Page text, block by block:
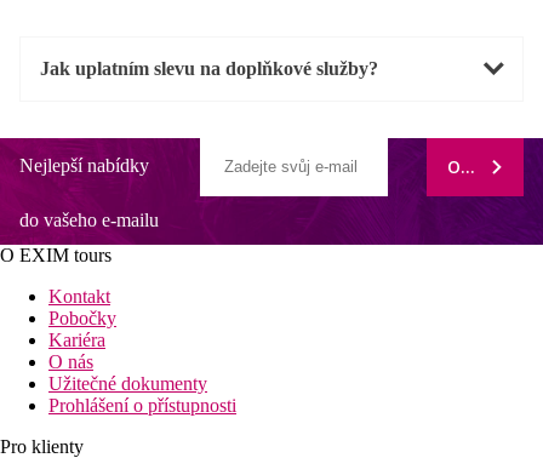
Jak uplatním slevu na doplňkové služby?
Nejlepší nabídky
do vašeho e-mailu
ODEBÍRAT
O EXIM tours
Kontakt
Pobočky
Kariéra
O nás
Užitečné dokumenty
Prohlášení o přístupnosti
Pro klienty